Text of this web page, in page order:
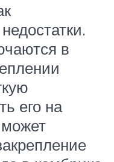
в
его на